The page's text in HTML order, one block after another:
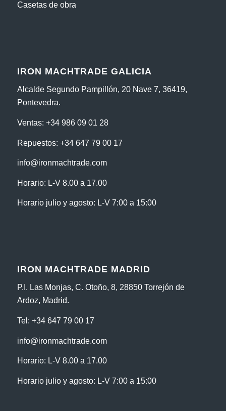
Casetas de obra
IRON MACHTRADE GALICIA
Alcalde Segundo Pampillón, 20 Nave 7, 36419,
Pontevedra.
Ventas: +34 986 09 01 28
Repuestos: +34 647 79 00 17
info@ironmachtrade.com
Horario: L-V 8.00 a 17.00
Horario julio y agosto: L-V 7:00 a 15:00
IRON MACHTRADE MADRID
P.I. Las Monjas, C. Otoño, 8, 28850 Torrejón de
Ardoz, Madrid.
Tel: +34 647 79 00 17
info@ironmachtrade.com
Horario: L-V 8.00 a 17.00
Horario julio y agosto: L-V 7:00 a 15:00